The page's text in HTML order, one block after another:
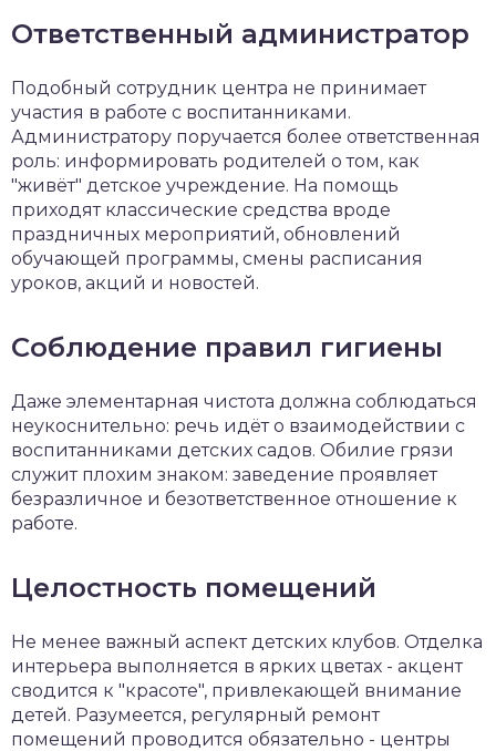
Ответственный администратор
Подобный сотрудник центра не принимает
участия в работе с воспитанниками.
Администратору поручается более ответственная
роль: информировать родителей о том, как
"живёт" детское учреждение. На помощь
приходят классические средства вроде
праздничных мероприятий, обновлений
обучающей программы, смены расписания
уроков, акций и новостей.
Соблюдение правил гигиены
Даже элементарная чистота должна соблюдаться
неукоснительно: речь идёт о взаимодействии с
воспитанниками детских садов. Обилие грязи
служит плохим знаком: заведение проявляет
безразличное и безответственное отношение к
работе.
Целостность помещений
Не менее важный аспект детских клубов. Отделка
интерьера выполняется в ярких цветах - акцент
сводится к "красоте", привлекающей внимание
детей. Разумеется, регулярный ремонт
помещений проводится обязательно - центры